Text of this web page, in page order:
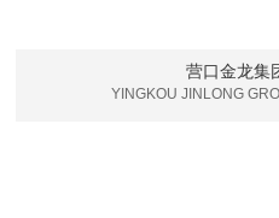
营口金龙集
YINGKOU JINLONG